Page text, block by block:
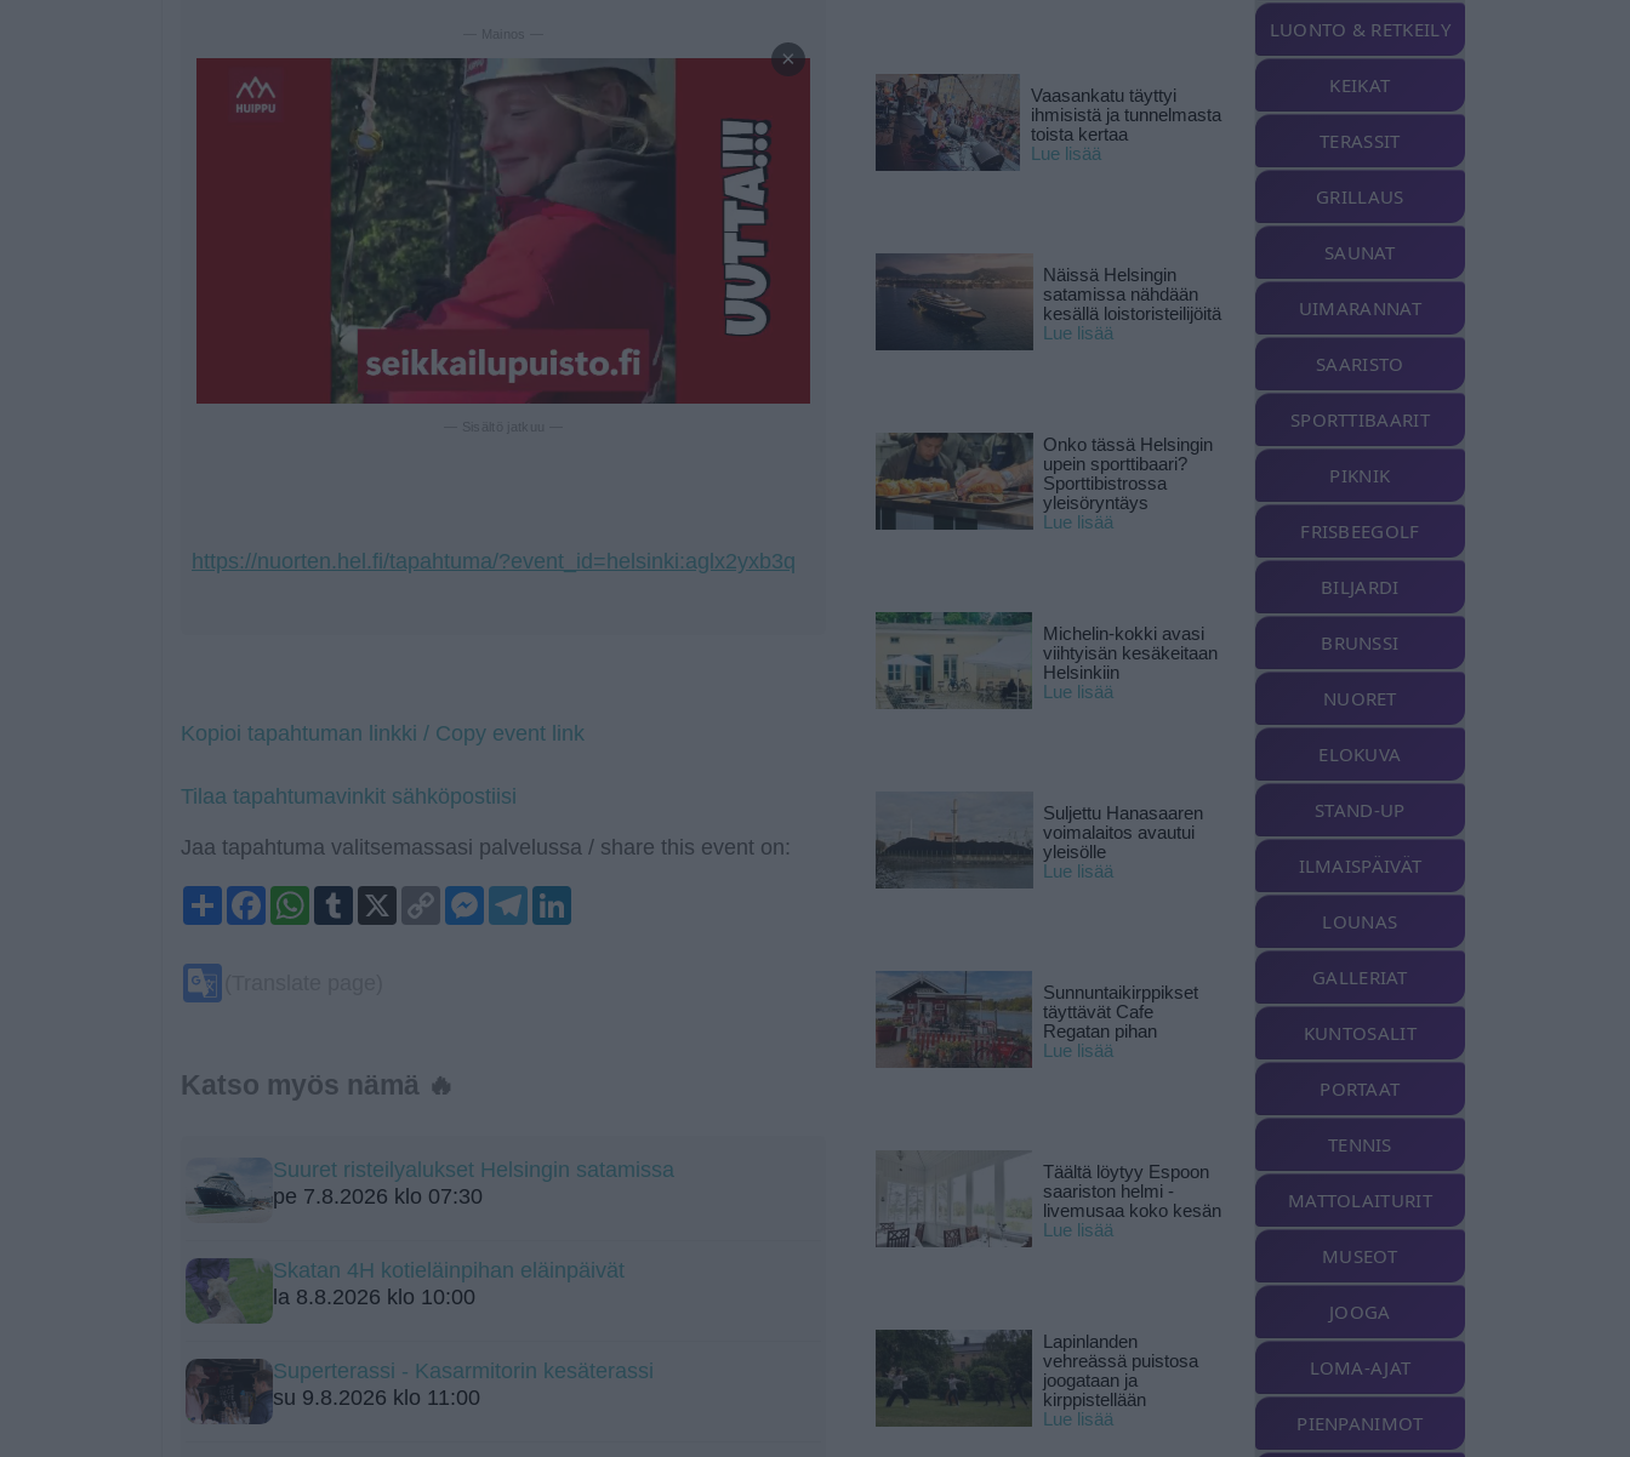
— Mainos —
×
https://nuorten.hel.fi/tapahtuma/?event_id=helsinki:aglx2yxb3q
Kopioi tapahtuman linkki / Copy event link
Tilaa tapahtumavinkit sähköpostiisi
Jaa tapahtuma valitsemassasi palvelussa / share this event on:
ShareFacebookWhatsApp
Tumblr
X
Copy
Link
Messenger
Telegram
Katso myös nämä 🔥
Suuret risteilyalukset Helsingin satamissa
pe 7.8.2026 klo 07:30
Skatan 4H kotieläinpihan eläinpäivät
la 8.8.2026 klo 10:00
Superterassi - Kasarmitorin kesäterassi
su 9.8.2026 klo 11:00
Vaasankatu täyttyi
ihmisistä ja tunnelmasta
toista kertaa
Lue lisää
Näissä Helsingin
satamissa nähdään
kesällä loistoristeilijöitä
Lue lisää
Onko tässä Helsingin
upein sporttibaari?
Sporttibistrossa
yleisöryntäys
Lue lisää
Michelin-kokki avasi
viihtyisän kesäkeitaan
Helsinkiin
Lue lisää
Suljettu Hanasaaren
voimalaitos avautui
yleisölle
Lue lisää
Sunnuntaikirppikset
täyttävät Cafe
Regatan pihan
Lue lisää
Täältä löytyy Espoon
saariston helmi -
livemusaa koko kesän
Lue lisää
Lapinlanden
vehreässä puistosa
joogataan ja
kirppistellään
Lue lisää
LUONTO & RETKEILY
KEIKAT
TERASSIT
GRILLAUS
SAUNAT
UIMARANNAT
SAARISTO
SPORTTIBAARIT
PIKNIK
FRISBEEGOLF
BILJARDI
BRUNSSI
NUORET
ELOKUVA
STAND-UP
ILMAISPÄIVÄT
LOUNAS
GALLERIAT
KUNTOSALIT
PORTAAT
TENNIS
MATTOLAITURIT
MUSEOT
JOOGA
LOMA-AJAT
PIENPANIMOT